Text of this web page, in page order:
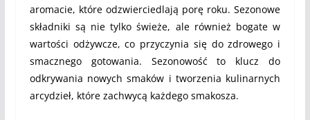
aromacie, które odzwierciedlają porę roku. Sezonowe
składniki są nie tylko świeże, ale również bogate w
wartości odżywcze, co przyczynia się do zdrowego i
smacznego gotowania. Sezonowość to klucz do
odkrywania nowych smaków i tworzenia kulinarnych
arcydzieł, które zachwycą każdego smakosza.